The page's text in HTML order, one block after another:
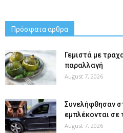
Πρόσφατα άρθρα
Γεμιστά με
παραλλαγή
August 7, 2026
Συνελήφθησαν
εμπλέκονται
August 7, 2026